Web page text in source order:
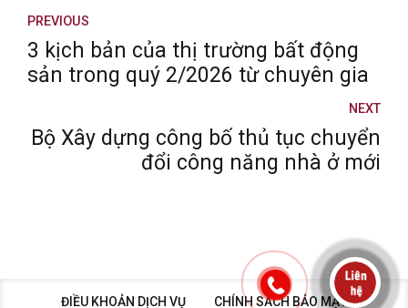
PREVIOUS
3 kịch bản của thị trường bất động
sản trong quý 2/2026 từ chuyên gia
NEXT
Bộ Xây dựng công bố thủ tục chuyển
đổi công năng nhà ở mới
ĐIỀU KHOẢN DỊCH VỤ CHÍNH SÁCH BẢO MẬT